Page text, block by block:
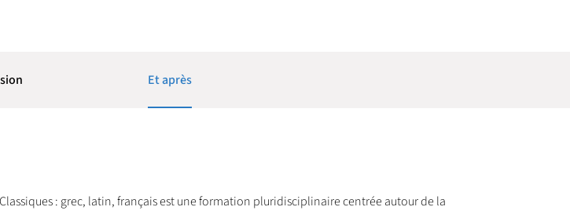
Et après
: grec, latin, français est une formation pluridisciplinaire centrée autour de la